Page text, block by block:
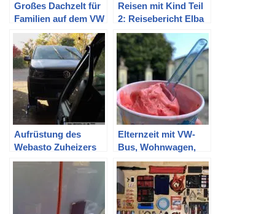
Großes Dachzelt für
Familien auf dem VW
T5 Multivan
Reisen mit Kind Teil
2: Reisebericht Elba
Aufrüstung des
Webasto Zuheizers
im T5 zur
Standheizung mit
Elternzeit mit VW-
Bus, Wohnwagen,
zwei Erwachsenen
und drei Kindern